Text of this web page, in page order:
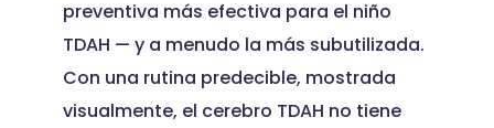
preventiva más efectiva para el niño
TDAH — y a menudo la más subutilizada.
Con una rutina predecible, mostrada
visualmente, el cerebro TDAH no tiene